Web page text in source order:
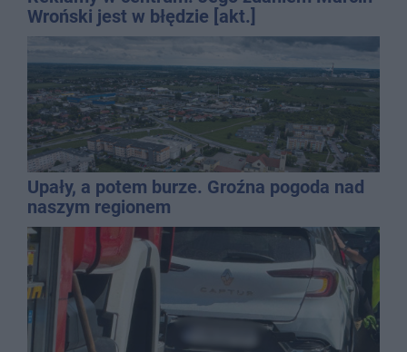
Wroński jest w błędzie [akt.]
Upały, a potem burze. Groźna pogoda nad
naszym regionem